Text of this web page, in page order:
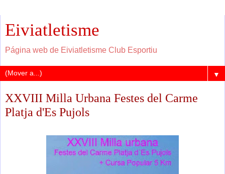
Eiviatletisme
Página web de Eiviatletisme Club Esportiu
▼
XXVIII Milla Urbana Festes del Carme
Platja d'Es Pujols